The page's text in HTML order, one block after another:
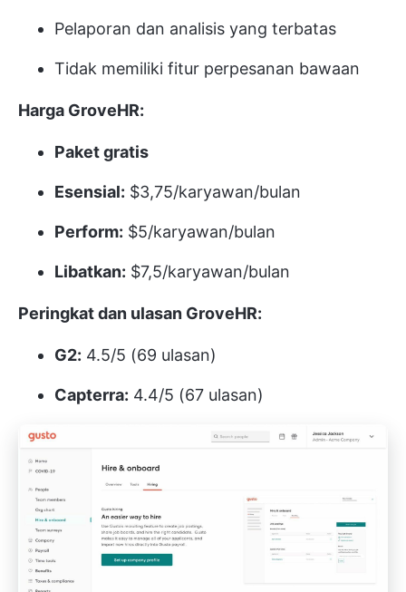
Pelaporan dan analisis yang terbatas
Tidak memiliki fitur perpesanan bawaan
Harga GroveHR:
Paket gratis
Esensial: $3,75/karyawan/bulan
Perform: $5/karyawan/bulan
Libatkan: $7,5/karyawan/bulan
Peringkat dan ulasan GroveHR:
G2: 4.5/5 (69 ulasan)
Capterra: 4.4/5 (67 ulasan)